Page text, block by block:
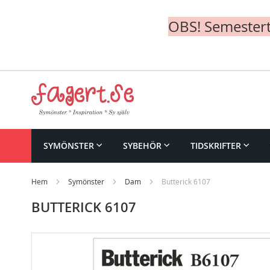
OBS!
Content
SYMÖNSTER SYBEHÖR TIDSKRIFTER
Hem Symönster Dam Butterick 6107
BUTTERICK 6107